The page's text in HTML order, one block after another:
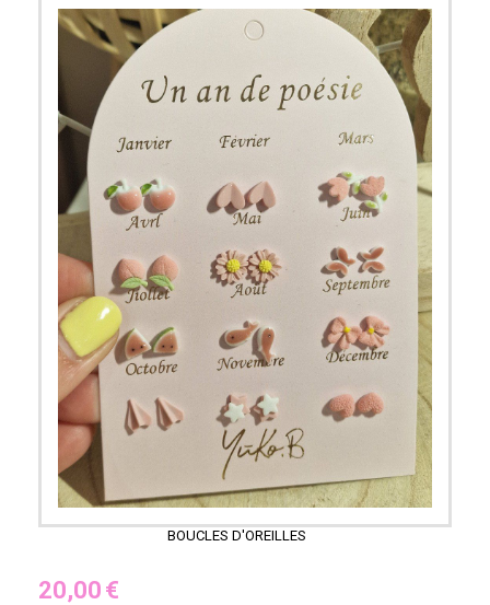
BOUCLES D'OREILLES
20,00 €